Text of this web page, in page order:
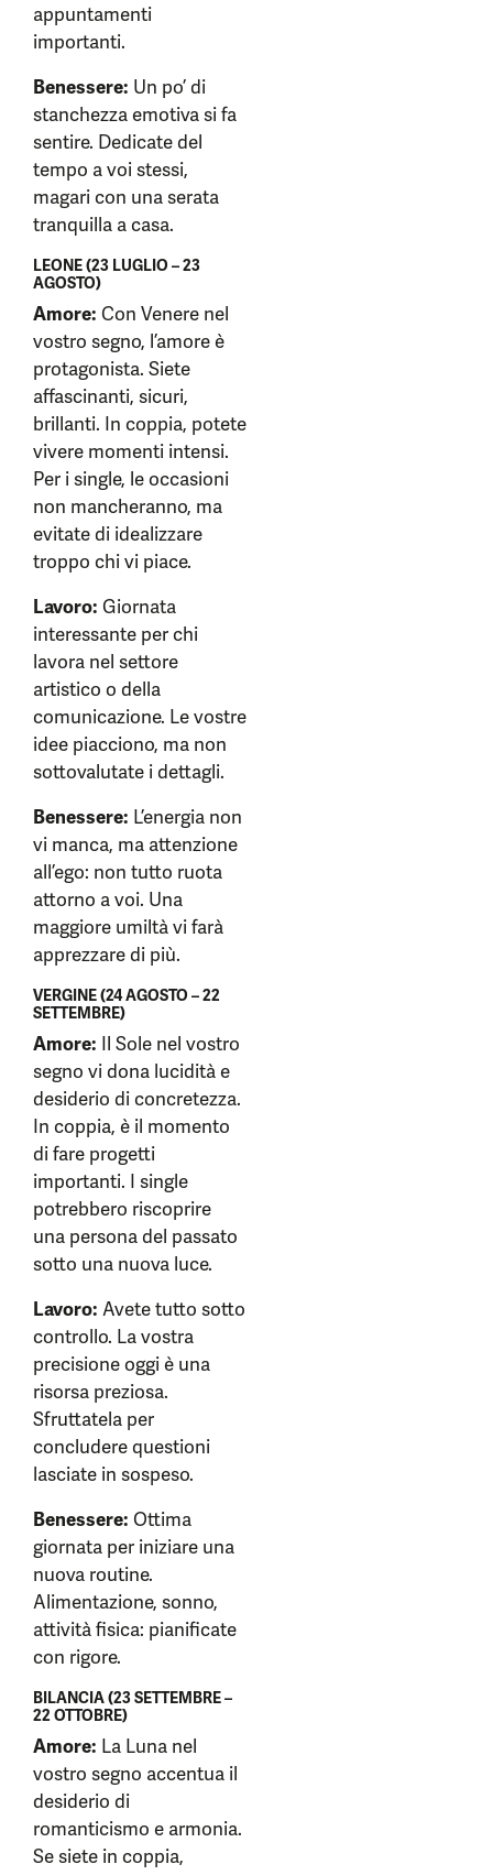
appuntamenti
importanti.
Benessere: Un po’ di
stanchezza emotiva si fa
sentire. Dedicate del
tempo a voi stessi,
magari con una serata
tranquilla a casa.
LEONE (23 LUGLIO – 23
AGOSTO)
Amore: Con Venere nel
vostro segno, l’amore è
protagonista. Siete
affascinanti, sicuri,
brillanti. In coppia, potete
vivere momenti intensi.
Per i single, le occasioni
non mancheranno, ma
evitate di idealizzare
troppo chi vi piace.
Lavoro: Giornata
interessante per chi
lavora nel settore
artistico o della
comunicazione. Le vostre
idee piacciono, ma non
sottovalutate i dettagli.
Benessere: L’energia non
vi manca, ma attenzione
all’ego: non tutto ruota
attorno a voi. Una
maggiore umiltà vi farà
apprezzare di più.
VERGINE (24 AGOSTO – 22
SETTEMBRE)
Amore: Il Sole nel vostro
segno vi dona lucidità e
desiderio di concretezza.
In coppia, è il momento
di fare progetti
importanti. I single
potrebbero riscoprire
una persona del passato
sotto una nuova luce.
Lavoro: Avete tutto sotto
controllo. La vostra
precisione oggi è una
risorsa preziosa.
Sfruttatela per
concludere questioni
lasciate in sospeso.
Benessere: Ottima
giornata per iniziare una
nuova routine.
Alimentazione, sonno,
attività fisica: pianificate
con rigore.
BILANCIA (23 SETTEMBRE –
22 OTTOBRE)
Amore: La Luna nel
vostro segno accentua il
desiderio di
romanticismo e armonia.
Se siete in coppia,